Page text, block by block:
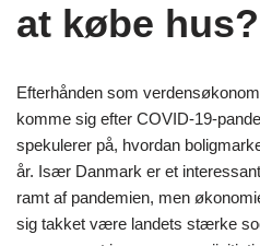
at købe hus?
Efterhånden som
komme sig efter COVID-19-
spekulerer på, hvordan
år. Især Danmark er et
ramt af pandemien, men
sig takket være landets stærke